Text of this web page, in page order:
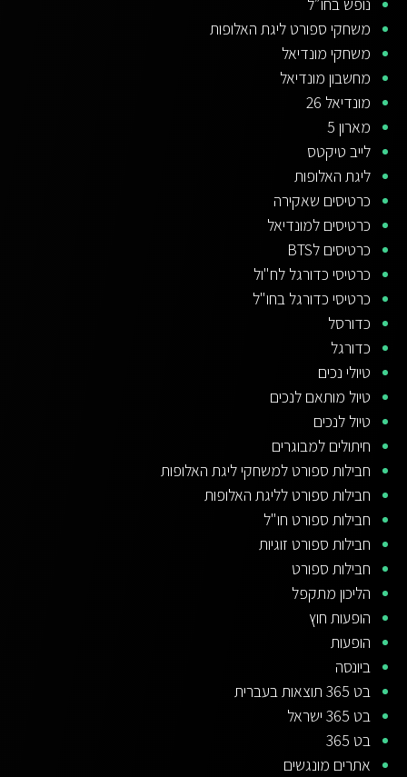
משחקי ספורט ליגת האלופות
משחקי מונדיאל
מחשבון מונדיאל
מונדיאל 26
מארון 5
לייב טיקטס
ליגת האלופות
כרטיסים שאקירה
כרטיסים למונדיאל
כרטיסים לBTS
כרטיסי כדורגל לח"ול
כרטיסי כדורגל בחו"ל
כדורסל
כדורגל
טיולי נכים
טיול מותאם לנכים
טיול לנכים
חיתולים למבוגרים
חבילות ספורט למשחקי ליגת האלופות
חבילות ספורט לליגת האלופות
חבילות ספורט חו"ל
חבילות ספורט זוגיות
חבילות ספורט
הליכון מתקפל
הופעות חוץ
הופעות
ביונסה
בט 365 תוצאות בעברית
בט 365 ישראל
בט 365
אתרים מונגשים